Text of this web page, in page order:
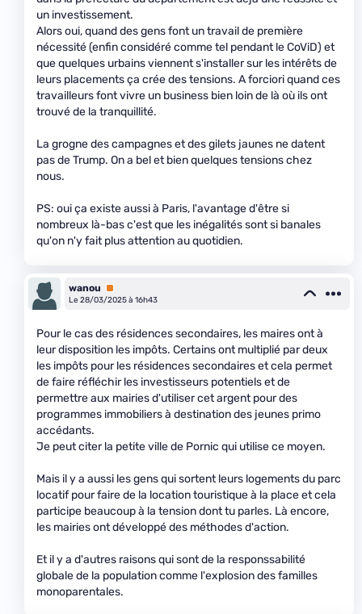
un investissement.
Alors oui, quand des gens font un travail de première
nécessité (enfin considéré comme tel pendant le CoViD) et
que quelques urbains viennent s'installer sur les intérêts de
leurs placements ça crée des tensions. A forciori quand ces
travailleurs font vivre un business bien loin de là où ils ont
trouvé de la tranquillité.
La grogne des campagnes et des gilets jaunes ne datent
pas de Trump. On a bel et bien quelques tensions chez
nous.
PS: oui ça existe aussi à Paris, l'avantage d'être si
nombreux là-bas c'est que les inégalités sont si banales
qu'on n'y fait plus attention au quotidien.
wanou
Premium
Le 28/03/2025 à 16h43
Pour le cas des résidences secondaires, les maires ont à
leur disposition les impôts. Certains ont multiplié par deux
les impôts pour les résidences secondaires et cela permet
de faire réfléchir les investisseurs potentiels et de
permettre aux mairies d'utiliser cet argent pour des
programmes immobiliers à destination des jeunes primo
accédants.
Je peut citer la petite ville de Pornic qui utilise ce moyen.
Mais il y a aussi les gens qui sortent leurs logements du parc
locatif pour faire de la location touristique à la place et cela
participe beaucoup à la tension dont tu parles. Là encore,
les mairies ont développé des méthodes d'action.
Et il y a d'autres raisons qui sont de la responssabilité
globale de la population comme l'explosion des familles
monoparentales.